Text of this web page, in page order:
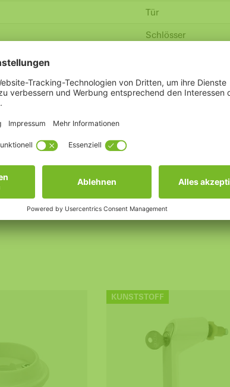
Tür
Schlösser
2011 bis heute
KUNSTSTOFF